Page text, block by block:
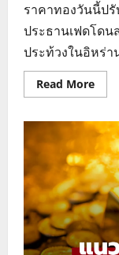
ราคาทองวันนี้ป
ประธานเฟดโด
ประท้วงในอิหร่า
Read MoreRead
more
ทอง
วัน
พุ่ง
รับ
ข่าว
ประ
เฟด
โดน
สอบ
และ
เหตุ